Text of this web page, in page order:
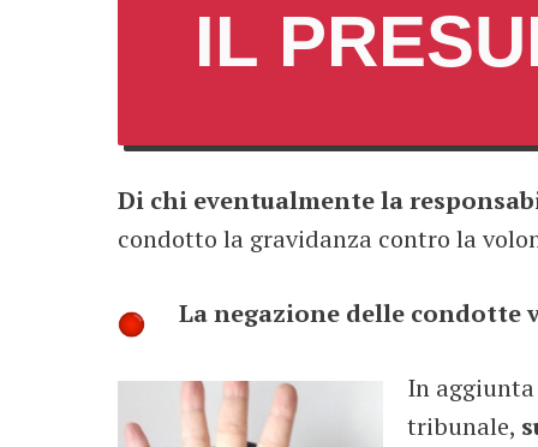
IL
Di chi eventualmente la
condotto la gravidanza contro la
La negazione delle condotte
In
tribunale,